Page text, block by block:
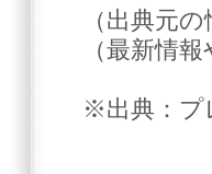
（出典元
（最新情
※出典：プ